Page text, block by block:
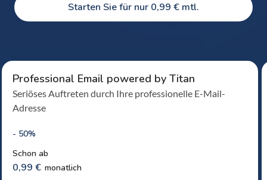
Starten Sie für nur 0,99 € mtl.
Professional Email powered by Titan
Seriöses Auftreten durch Ihre professionelle E-Mail-
Adresse
- 50%
Schon ab
0,99 € monatlich